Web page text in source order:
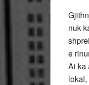
nuk
e
Ai ka